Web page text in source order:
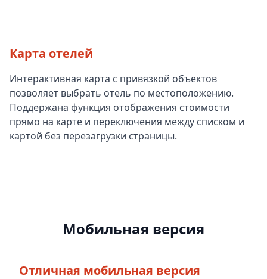
Карта отелей
Интерактивная карта с привязкой объектов
позволяет выбрать отель по местоположению.
Поддержана функция отображения стоимости
прямо на карте и переключения между списком и
картой без перезагрузки страницы.
Мобильная версия
Отличная мобильная версия